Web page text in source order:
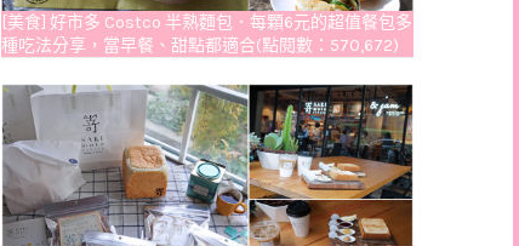
[美食] 好市多 Costco 半熟麵包．每顆6元的超值餐包多
種吃法分享，當早餐、甜點都適合(點閱數：570,672)